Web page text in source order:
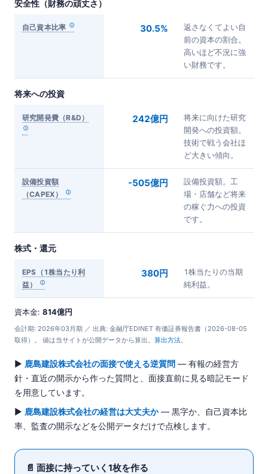
安全性（財務の頑丈さ）
自己資本比率 30.5%
返さなくてよい自
前の資本の割合。
高いほど不況に強
い財務です。
将来への投資
研究開発費（R&D） 242億円
将来に向けた研究
開発への投資額。
技術で戦う会社ほ
ど大きい傾向。
設備投資額
（CAPEX）
-505億円
設備投資額。工
場・店舗など将来
の稼ぐ力への投資
です。
株式・還元
EPS（1株当たり利
益）
380円
1株当たりの当期
純利益。
資本金: 814億円
会計期: 2026年03月期 ／ 出典: 金融庁EDINET 有価証券報告書（2026-08-05
取得）。 値は当サイトが公開データから算出。 算出方法
▶ 鹿島建設株式会社の面接で使える逆質問 — 有報の経営方
針・直近の開示から作った質問と、面接直前に見る暗記モード
を用意しています。
▶ 鹿島建設株式会社の経営は大丈夫か— 黒字か、自己資本比
率、監査の開示などを公開データだけで点検します。
📄 面接に持っていく1枚を作る